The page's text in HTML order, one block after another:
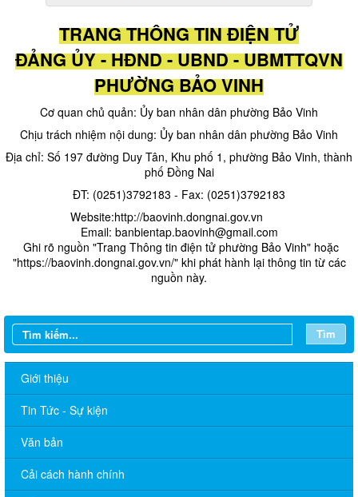
TRANG THÔNG TIN ĐIỆN TỬ
ĐẢNG ỦY - HĐND - UBND - UBMTTQVN
PHƯỜNG BẢO VINH
Cơ quan chủ quản: Ủy ban nhân dân phường Bảo Vinh
Chịu trách nhiệm nội dung: Ủy ban nhân dân phường Bảo Vinh
Địa chỉ: Số 197 đường Duy Tân, Khu phố 1, phường Bảo Vinh, thành
phố Đồng Nai
ĐT: (0251)3792183 - Fax: (0251)3792183
Website:http://baovinh.dongnai.gov.vn
Email: banbientap.baovinh@gmail.com
​ Ghi rõ nguồn "Trang Thông tin điện tử phường Bảo Vinh" hoặc
"https://baovinh.dongnai.gov.vn/" khi phát hành lại thông tin từ các
nguồn này.
Tìm
Giới thiệu
Tin Tức - Sự kiện
Văn bản
Cải cách hành chính